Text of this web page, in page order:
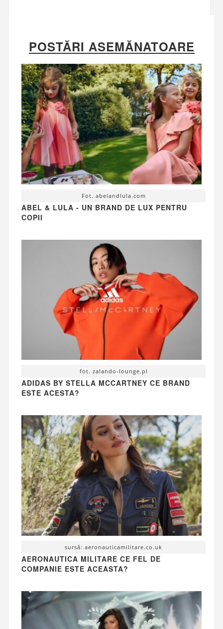
POSTĂRI ASEMĂNATOARE
Fot. abelandlula.com
ABEL & LULA - UN BRAND DE LUX PENTRU
COPII
fot. zalando-lounge.pl
ADIDAS BY STELLA MCCARTNEY CE BRAND
ESTE ACESTA?
sursă: aeronauticamilitare.co.uk
AERONAUTICA MILITARE CE FEL DE
COMPANIE ESTE ACEASTA?